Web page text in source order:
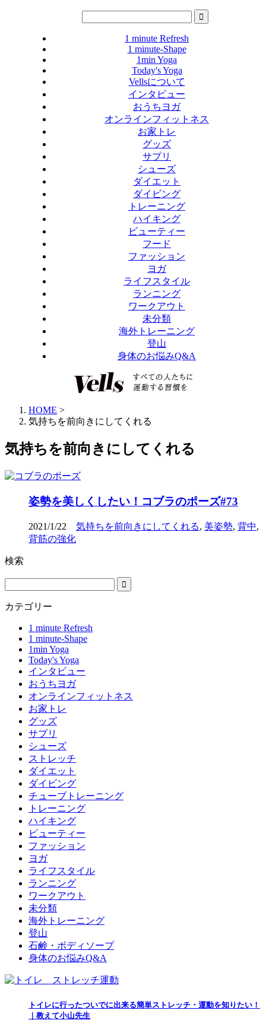
1 minute Refresh
1 minute-Shape
1min Yoga
Today's Yoga
Vellsについて
インタビュー
おうちヨガ
オンラインフィットネス
お家トレ
グッズ
サプリ
シューズ
ダイエット
ダイビング
トレーニング
ハイキング
ビューティー
フード
ファッション
ヨガ
ライフスタイル
ランニング
ワークアウト
未分類
海外トレーニング
登山
身体のお悩みQ&A
HOME >
気持ちを前向きにしてくれる
気持ちを前向きにしてくれる
姿勢を美しくしたい！コブラのポーズ#73
2021/1/22 気持ちを前向きにしてくれる, 美姿勢, 背中,
背筋の強化
検索
カテゴリー
1 minute Refresh
1 minute-Shape
1min Yoga
Today's Yoga
インタビュー
おうちヨガ
オンラインフィットネス
お家トレ
グッズ
サプリ
シューズ
ストレッチ
ダイエット
ダイビング
チューブトレーニング
トレーニング
ハイキング
ビューティー
ファッション
ヨガ
ライフスタイル
ランニング
ワークアウト
未分類
海外トレーニング
登山
石鹸・ボディソープ
身体のお悩みQ&A
トイレに行ったついでに出来る簡単ストレッチ・運動を知りたい！
｜教えて小山先生